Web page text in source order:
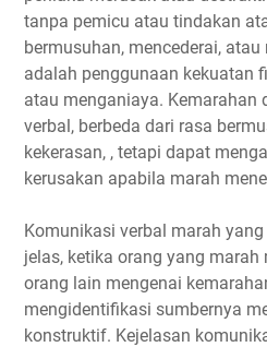
tanpa pemicu atau tindakan
bermusuhan, mencederai,
adalah penggunaan kekuatan
atau menganiaya. Kemarahan
verbal, berbeda dari rasa
kekerasan, , tetapi dapat
kerusakan apabila marah
Komunikasi verbal marah
jelas, ketika orang yang marah
orang lain mengenai
mengidentifikasi sumbernya
konstruktif. Kejelasan